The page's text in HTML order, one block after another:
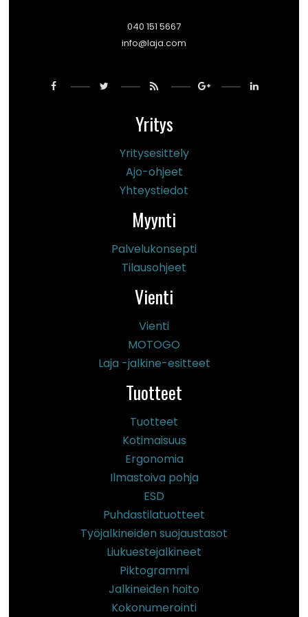
040 151 5667
info@laja.com
Yritys
Yritysesittely
Ajo-ohjeet
Yhteystiedot
Myynti
Palvelukonsepti
Tilausohjeet
Vienti
Vienti
MOTOGO
Laja -jalkine-esitteet
Tuotteet
Tuotteet
Kotimaisuus
Ergonomia
Ilmastoiva pohja
ESD
Puhdastilatuotteet
Työjalkineiden suojaustasot
Liukuestejalkineet
Piktogrammi
Jalkineiden hoito
Kokonumerointi